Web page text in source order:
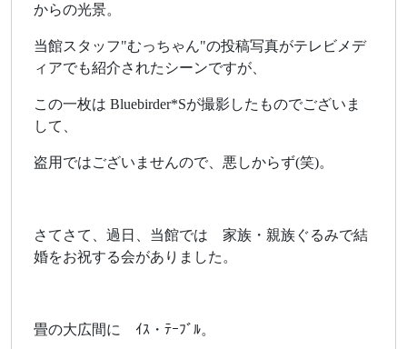
からの光景。
当館スタッフ"むっちゃん"の投稿写真がテレビメデ
ィアでも紹介されたシーンですが、
この一枚は Bluebirder*Sが撮影したものでございま
して、
盗用ではございませんので、悪しからず(笑)。
さてさて、過日、当館では 家族・親族ぐるみで結
婚をお祝する会がありました。
畳の大広間に ｲｽ・ﾃｰﾌﾞﾙ。